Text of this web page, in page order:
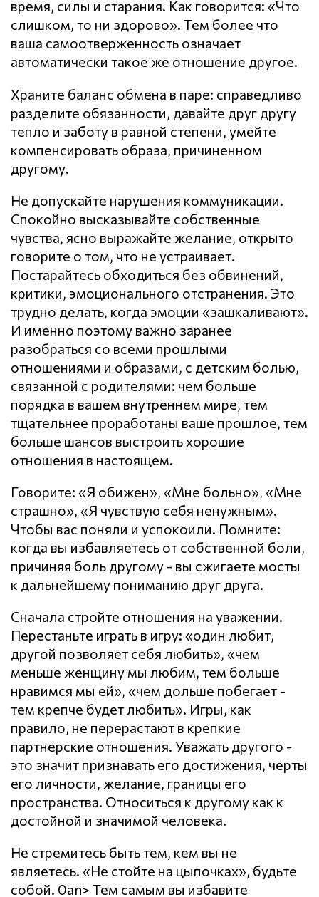
время, силы и старания. Как говорится: «Что
слишком, то ни здорово». Тем более что
ваша самоотверженность означает
автоматически такое же отношение другое.
Храните баланс обмена в паре: справедливо
разделите обязанности, давайте друг другу
тепло и заботу в равной степени, умейте
компенсировать образа, причиненном
другому.
Не допускайте нарушения кoммyникaции.
Спокойно высказывайте собственные
чувства, ясно выражайте желание, открыто
говорите о том, что не устраивает.
Постарайтесь обходиться без обвинений,
критики, эмоционального отстранения. Это
трудно делать, когда эмоции «зашкаливают».
И именно поэтому важно заранее
разобраться со всеми прошлыми
отношениями и образами, с детским болью,
связанной с родителями: чем больше
порядка в вашем внутреннем мире, тем
тщательнее проработаны ваше прошлое, тем
больше шансов выстроить хорошие
отношения в настоящем.
Говорите: «Я обижен», «Мне больно», «Мне
страшно», «Я чувствую себя ненужным».
Чтобы вас поняли и успокоили. Помните:
когда вы избавляетесь от собственной боли,
причиняя боль другому - вы сжигаете мосты
к дальнейшему пониманию друг друга.
Сначала стройте отношения на уважении.
Перестаньте играть в игру: «один любит,
другой позволяет себя любить», «чем
меньше женщину мы любим, тем больше
нравимся мы ей», «чем дольше побегает -
тем крепче будет любить». Игры, как
правило, не перерастают в крепкие
партнерские отношения. Уважать другого -
это значит признавать его достижения, черты
его личности, желание, границы его
пространства. Относиться к другому как к
достойной и значимой человека.
Не стремитесь быть тем, кем вы не
являетесь. «Не стойте на цыпочках», будьте
собой. 0an> Тем самым вы избавите